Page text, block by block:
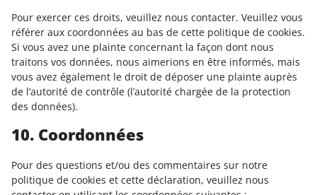
Pour exercer ces droits, veuillez nous contacter. Veuillez vous
référer aux coordonnées au bas de cette politique de cookies.
Si vous avez une plainte concernant la façon dont nous
traitons vos données, nous aimerions en être informés, mais
vous avez également le droit de déposer une plainte auprès
de l’autorité de contrôle (l’autorité chargée de la protection
des données).
10. Coordonnées
Pour des questions et/ou des commentaires sur notre
politique de cookies et cette déclaration, veuillez nous